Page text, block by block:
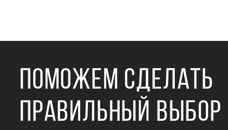
ПОМОЖЕМ СДЕЛАТЬ
ПРАВИЛЬНЫЙ ВЫБОР